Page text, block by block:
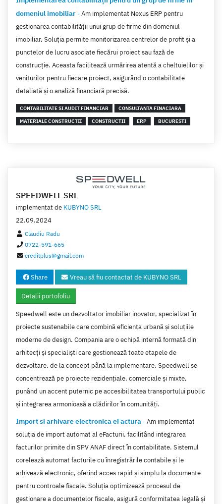
domeniul imobiliar-Am implementat Nexus ERP pentru
gestionarea contabilității unui grup de firme din domeniul
imobiliar, Soluția permite monitorizarea centrelor de profit și a
punctelor de lucru asociate fiecărui proiect sau fază de
construcție. Aceasta facilitează urmărirea atentă a cheltuielilor și
veniturilor pentru fiecare proiect, asigurând o contabilitate
detaliată și o analiză financiară precisă.
CONTABILITATE SI AUDIT FINANCIAR
CONSULTANTA FINACIARA
MATERIALE CONSTRUCTII
CONSTRUCTII ERP BUCURESTI
SPEEDWELL SRL
implementat de KUBYNO SRL
22.09.2024
Claudiu Radu
0722-591-665
creditplus@gmail.com
Share Vreau să fiu contactat de KUBYNO SRL
Detalii portofoliu
Speedwell este un dezvoltator imobiliar inovator, specializat în
proiecte sustenabile care combină eficiența urbană și soluțiile
moderne de design. Compania are o echipă internă formată din
arhitecți și specialiști care gestionează toate etapele de
dezvoltare, de la concept până la implementare. Speedwell se
concentrează pe proiecte rezidențiale, comerciale și mixte,
punând un accent puternic pe accesibilitatea transportului public
și integrarea armonioasă a clădirilor în comunități.
Import si arhivare electronica eFactura-Am implementat
soluția de import automat al eFacturii, facilitând integrarea
facturilor primite din SPV ANAF direct în contabilitate. Sistemul
corelează automat facturile cu înregistrările contabile și le
arhivează electronic, oferind acces rapid și simplu la documente
pentru controale fiscale. Soluția optimizează procesul de
gestionare a documentelor fiscale, asigură conformitatea legală și